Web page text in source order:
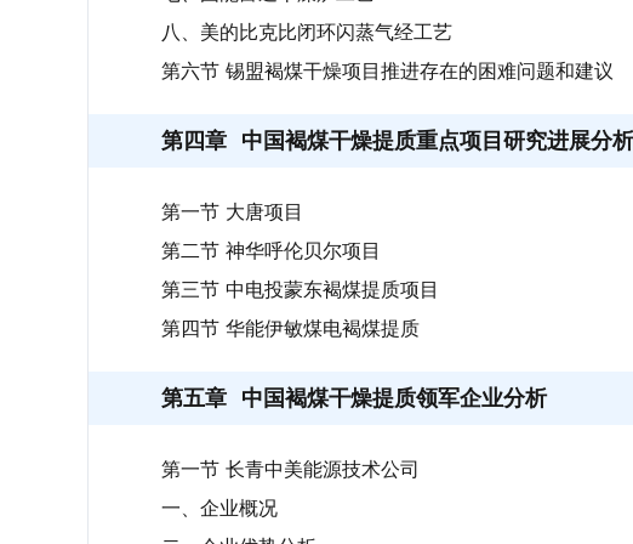
八、美的比克比闭环闪蒸气经工艺
第六节 锡盟褐煤干燥项目推进存在的困难问题和建议
第四章 中国褐煤干燥提质重点项目研究进展分析
第一节 大唐项目
第二节 神华呼伦贝尔项目
第三节 中电投蒙东褐煤提质项目
第四节 华能伊敏煤电褐煤提质
第五章 中国褐煤干燥提质领军企业分析
第一节 长青中美能源技术公司
一、企业概况